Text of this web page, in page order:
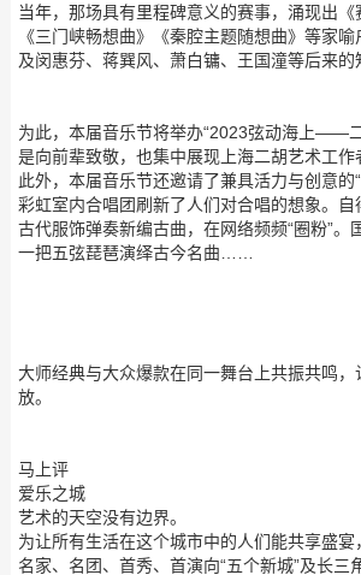
当年，那场具有里程碑意义的赛事，涌现出《
《三门峡畅想曲》《秦腔主题随想曲》等家
及闵惠芬、蒋巽风、萧白镛、王国潼等后来的
为此，本届音乐节将举办“2023弦动海上——
是向前辈致敬，也集中展现上海二胡艺术工作
此外，本届音乐节还邀请了兼具活力与创意的“
彩虹室内合唱团刷新了人们对合唱的想象。自
古代服饰弹奏新编古曲，在网络频频“圈粉”。
一把五弦琵琶演绎古今名曲……
大师经典与大众爆款在同一舞台上共振共鸣，
放。
马上评
爱乐之城
艺术的天空没有边界。
为让所有生活在这个城市中的人们能共享盛宴
名家、名团、首秀、首演向“五个新城”及长三